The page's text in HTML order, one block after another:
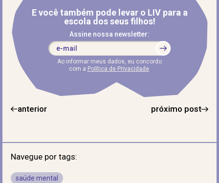
E você também pode levar o LIV para a
escola dos seus filhos!
Assine nossa newsletter:
Ao informar meus dados, eu concordo
com a Política de Privacidade.
anterior próximo post
Navegue por tags:
saúde mental